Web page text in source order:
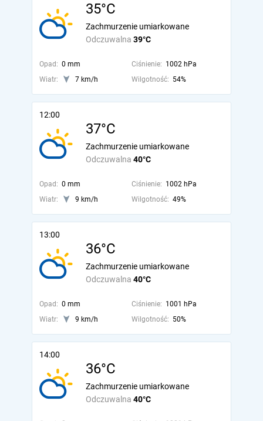
35°C
Odczuwalna 39°C
Zachmurzenie umiarkowane
Opad: 0 mm Ciśnienie: 1002 hPa
Wiatr:
7 km/h Wilgotność: 54%
12:00
37°C
Odczuwalna 40°C
Zachmurzenie umiarkowane
Opad: 0 mm Ciśnienie: 1002 hPa
Wiatr:
9 km/h Wilgotność: 49%
13:00
36°C
Odczuwalna 40°C
Zachmurzenie umiarkowane
Opad: 0 mm Ciśnienie: 1001 hPa
Wiatr:
9 km/h Wilgotność: 50%
14:00
36°C
Odczuwalna 40°C
Zachmurzenie umiarkowane